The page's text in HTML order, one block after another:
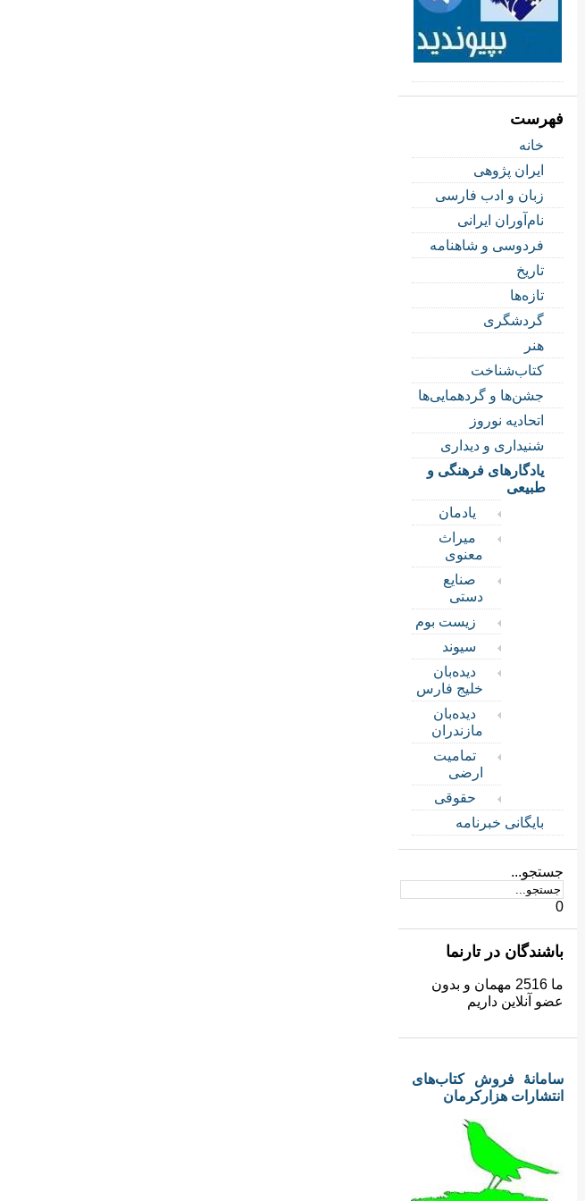
فهرست
خانه
ایران پژوهی
زبان و ادب فارسی
نام‌آوران ایرانی
فردوسی و شاهنامه
تاریخ
تازه‌ها
گردشگری
هنر
کتاب‌شناخت
جشن‌ها و گردهمایی‌ها
اتحادیه نوروز
شنیداری و دیداری
یادگارهای فرهنگی و
طبیعی
یادمان
میراث
معنوی
صنایع
دستی
زیست بوم
سیوند
دیده‌بان
خلیج فارس
دیده‌بان
مازندران
تمامیت
ارضی
حقوقی
بایگانی خبرنامه
جستجو...
0
باشندگان در تارنما
ما 2516 مهمان و بدون
عضو آنلاین داریم
سامانهٔ فروش کتاب‌های
انتشارات هزارکرمان